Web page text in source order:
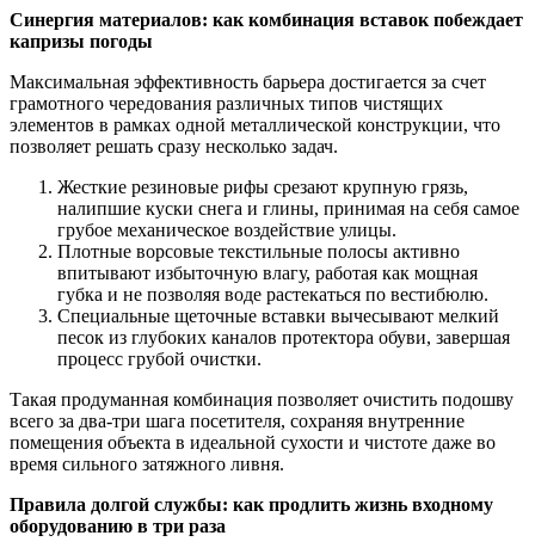
Синергия материалов: как комбинация вставок побеждает
капризы погоды
Максимальная эффективность барьера достигается за счет
грамотного чередования различных типов чистящих
элементов в рамках одной металлической конструкции, что
позволяет решать сразу несколько задач.
Жесткие резиновые рифы срезают крупную грязь,
налипшие куски снега и глины, принимая на себя самое
грубое механическое воздействие улицы.
Плотные ворсовые текстильные полосы активно
впитывают избыточную влагу, работая как мощная
губка и не позволяя воде растекаться по вестибюлю.
Специальные щеточные вставки вычесывают мелкий
песок из глубоких каналов протектора обуви, завершая
процесс грубой очистки.
Такая продуманная комбинация позволяет очистить подошву
всего за два-три шага посетителя, сохраняя внутренние
помещения объекта в идеальной сухости и чистоте даже во
время сильного затяжного ливня.
Правила долгой службы: как продлить жизнь входному
оборудованию в три раза